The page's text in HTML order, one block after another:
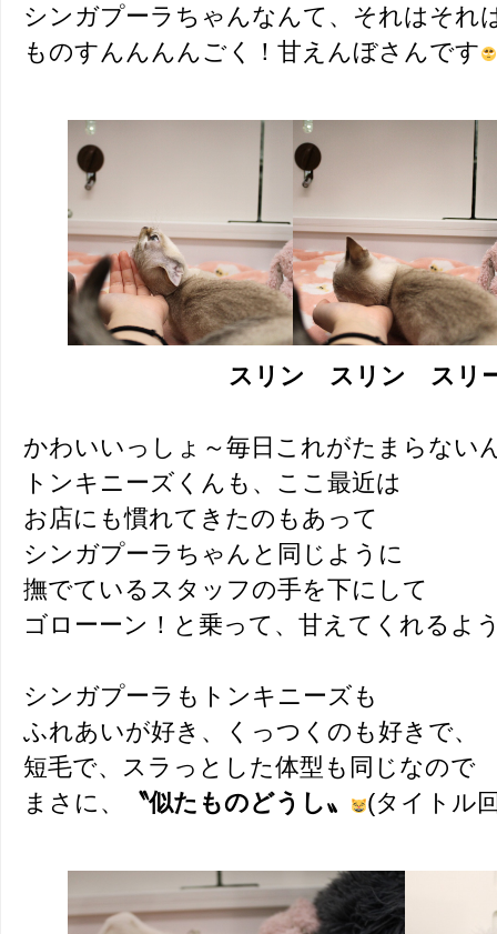
シンガプーラちゃんなんて、それはそれ
ものすんんんんごく！甘えんぼさんです
スリン スリン スリ
かわいいっしょ～毎日これがたまらない
トンキニーズくんも、ここ最近は
お店にも慣れてきたのもあって
シンガプーラちゃんと同じように
撫でているスタッフの手を下にして
ゴローーン！と乗って、甘えてくれるよ
シンガプーラもトンキニーズも
ふれあいが好き、くっつくのも好きで、
短毛で、スラっとした体型も同じなので
まさに、
〝似たものどうし〟 (タイトル